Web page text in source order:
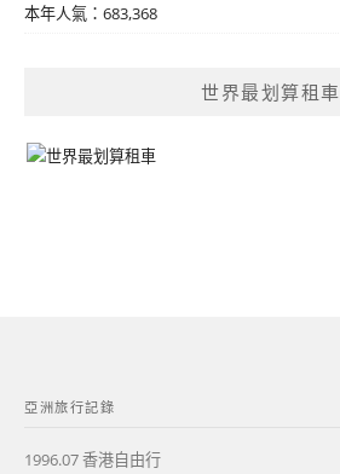
本年人氣：683,368
世界最划算租車
亞洲旅行記錄
1996.07 香港自由行